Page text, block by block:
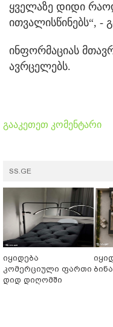
ყველაზე დიდი
ითვალისწინებს“, -
ინფორმაციას
ავრცელებს.
გააკეთეთ კომენტარი
SS.GE
იყიდება
კომერციული ფართი
დიდ დიღომში